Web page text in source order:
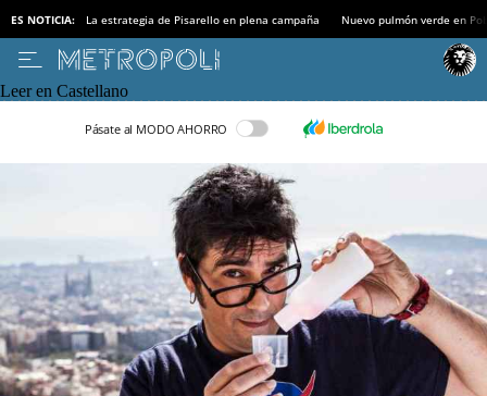
ES NOTICIA: La estrategia de Pisarello en plena campaña Nuevo pulmón verde en
Leer en Castellano
Pásate al MODO AHORRO